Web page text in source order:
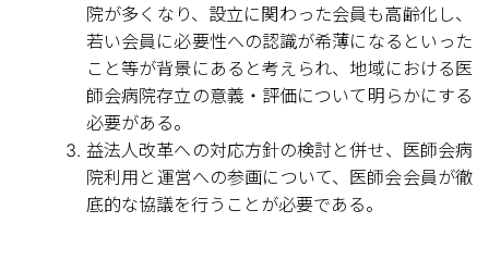
院が多くなり、設立に関わった会員も高齢化し、
若い会員に必要性への認識が希薄になるといった
こと等が背景にあると考えられ、地域における医
師会病院存立の意義・評価について明らかにする
必要がある。
益法人改革への対応方針の検討と併せ、医師会病
院利用と運営への参画について、医師会会員が徹
底的な協議を行うことが必要である。